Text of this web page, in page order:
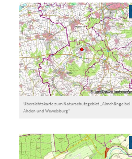
Übersichtskarte zum Naturschutzgebiet „Almehänge bei
Ahden und Wewelsburg“